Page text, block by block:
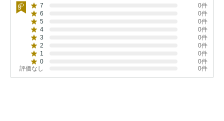
7
0件
6
0件
5
0件
4
0件
3
0件
2
0件
1
0件
0
0件
評価なし
0件